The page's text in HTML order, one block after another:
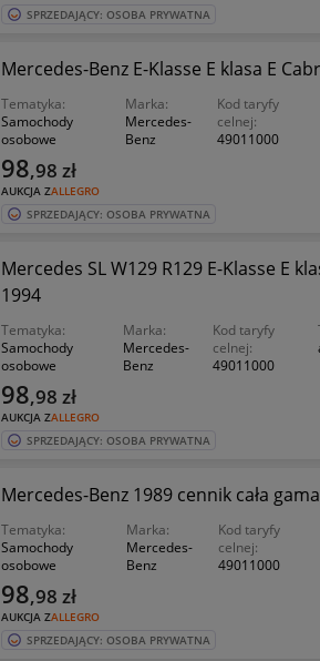
SPRZEDAJĄCY: OSOBA PRYWATNA
Mercedes-Benz E-Klasse E klasa E
Tematyka:
Samochody
osobowe
Marka:
Mercedes-
Benz
Kod taryfy
celnej:
49011000
AUKCJA ZALLEGRO
98,98 zł
SPRZEDAJĄCY: OSOBA PRYWATNA
Mercedes SL W129 R129 E-Klasse E
1994
Tematyka:
Samochody
osobowe
Marka:
Mercedes-
Benz
Kod taryfy
celnej:
49011000
AUKCJA ZALLEGRO
98,98 zł
SPRZEDAJĄCY: OSOBA PRYWATNA
Mercedes-Benz 1989 cennik cała
Tematyka:
Samochody
osobowe
Marka:
Mercedes-
Benz
Kod taryfy
celnej:
49011000
AUKCJA ZALLEGRO
98,98 zł
SPRZEDAJĄCY: OSOBA PRYWATNA